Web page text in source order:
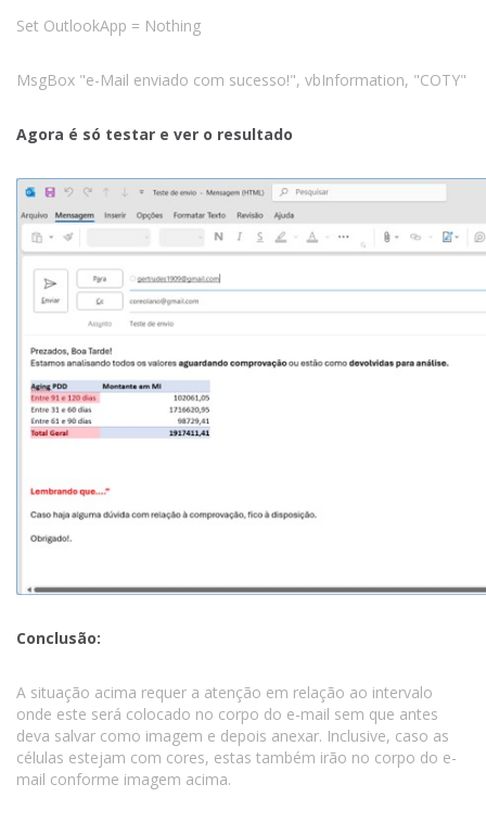
Set OutlookApp = Nothing
MsgBox "e-Mail enviado com sucesso!", vbInformation, "COTY"
Agora é só testar e ver o resultado
Conclusão:
A situação acima requer a atenção em relação ao intervalo
onde este será colocado no corpo do e-mail sem que antes
deva salvar como imagem e depois anexar. Inclusive, caso as
células estejam com cores, estas também irão no corpo do e-
mail conforme imagem acima.